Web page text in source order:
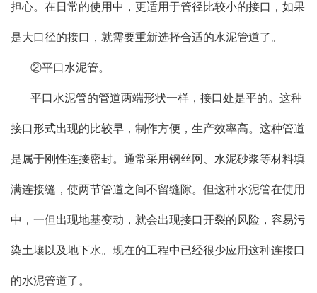
担心。在日常的使用中，更适用于管径比较小的接口，如果
是大口径的接口，就需要重新选择合适的水泥管道了。
②平口水泥管。
平口水泥管的管道两端形状一样，接口处是平的。这种
接口形式出现的比较早，制作方便，生产效率高。这种管道
是属于刚性连接密封。通常采用钢丝网、水泥砂浆等材料填
满连接缝，使两节管道之间不留缝隙。但这种水泥管在使用
中，一但出现地基变动，就会出现接口开裂的风险，容易污
染土壤以及地下水。现在的工程中已经很少应用这种连接口
的水泥管道了。